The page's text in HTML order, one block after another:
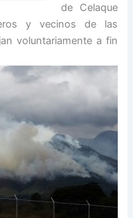
de Celaque
y vecinos de las
voluntariamente a fin